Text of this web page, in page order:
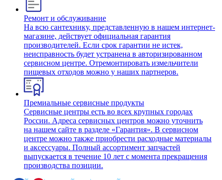
Ремонт и обслуживание
На всю сантехнику, представленную в нашем интернет-
магазине, действует официальная гарантия
производителей. Если срок гарантии не истек,
неисправность будет устранена в авторизированном
сервисном центре. Отремонтировать измельчители
пищевых отходов можно у наших партнеров.
Премиальные сервисные продукты
Сервисные центры есть во всех крупных городах
России. Адреса сервисных центров можно уточнить
на нашем сайте в разделе «Гарантия». В сервисном
центре можно также приобрести расходные материалы
и аксессуары. Полный ассортимент запчастей
выпускается в течение 10 лет с момента прекращения
производства позиции.